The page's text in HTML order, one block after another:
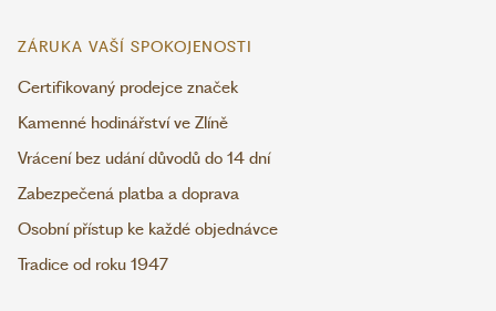
ZÁRUKA VAŠÍ SPOKOJENOSTI
Certifikovaný prodejce značek
Kamenné hodinářství ve Zlíně
Vrácení bez udání důvodů do 14 dní
Zabezpečená platba a doprava
Osobní přístup ke každé objednávce
Tradice od roku 1947